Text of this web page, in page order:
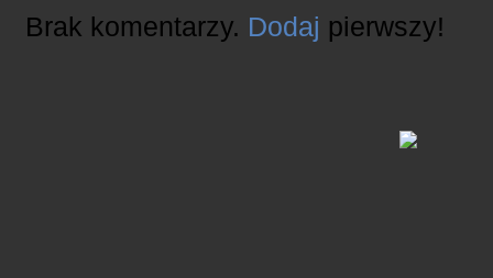
Brak komentarzy. Dodaj pierwszy!